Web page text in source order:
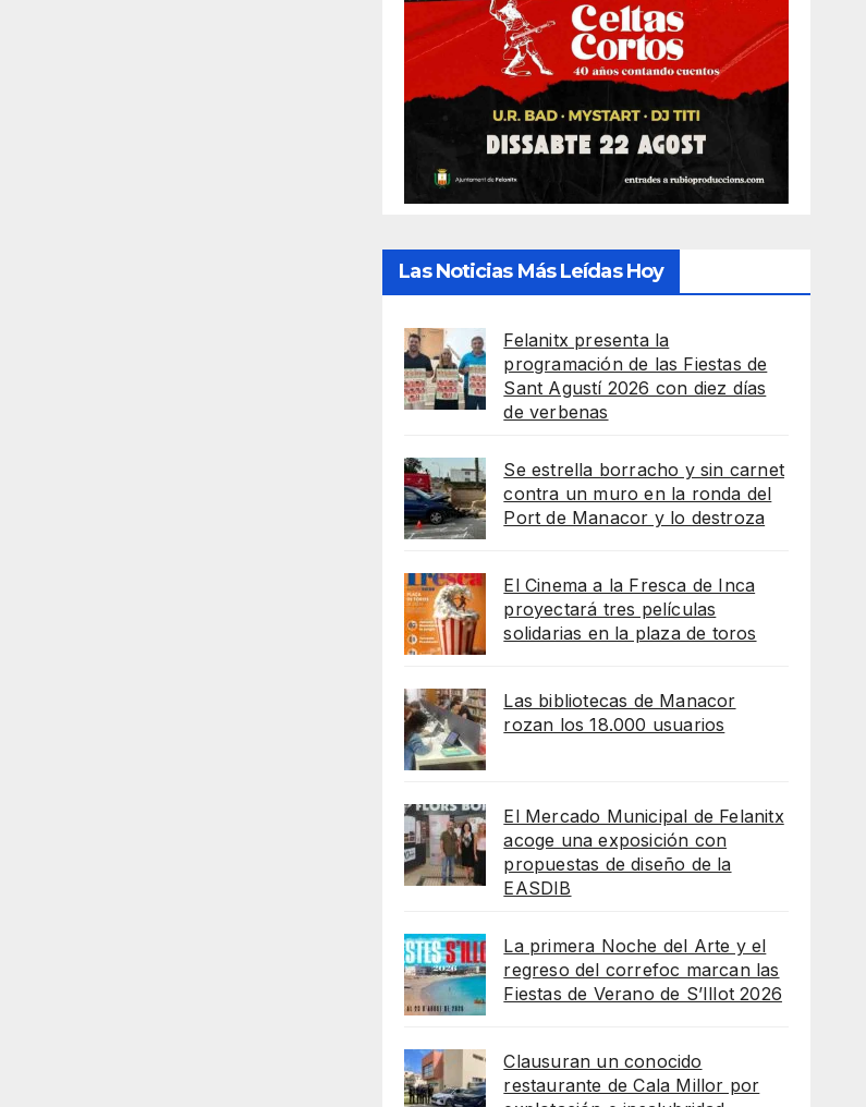
Las Noticias Más Leídas Hoy
Felanitx presenta la
programación de las Fiestas de
Sant Agustí 2026 con diez días
de verbenas
Se estrella borracho y sin carnet
contra un muro en la ronda del
Port de Manacor y lo destroza
El Cinema a la Fresca de Inca
proyectará tres películas
solidarias en la plaza de toros
Las bibliotecas de Manacor
rozan los 18.000 usuarios
El Mercado Municipal de Felanitx
acoge una exposición con
propuestas de diseño de la
EASDIB
La primera Noche del Arte y el
regreso del correfoc marcan las
Fiestas de Verano de S’Illot 2026
Clausuran un conocido
restaurante de Cala Millor por